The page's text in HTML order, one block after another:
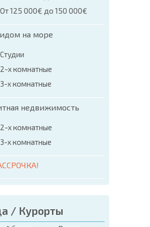
От 125 000€ до 150 000€
на море
Студии
2-х комнатные
3-х комнатные
недвижимость
2-х комнатные
3-х комнатные
/ Курорты